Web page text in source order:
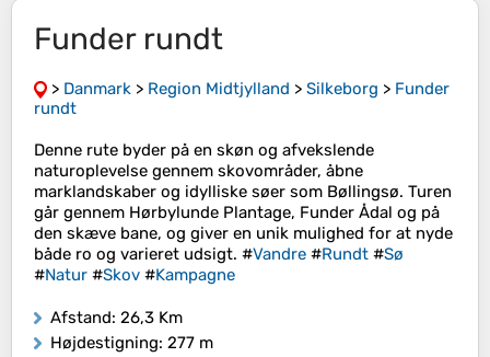
Funder rundt
> Danmark > Region Midtjylland > Silkeborg > Funder
rundt
Denne rute byder på en skøn og afvekslende
naturoplevelse gennem skovområder, åbne
marklandskaber og idylliske søer som Bøllingsø. Turen
går gennem Hørbylunde Plantage, Funder Ådal og på
den skæve bane, og giver en unik mulighed for at nyde
både ro og varieret udsigt. #Vandre #Rundt #Sø
#Natur #Skov #Kampagne
Afstand: 26,3 Km
Højdestigning: 277 m